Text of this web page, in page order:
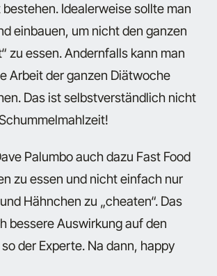
Idealerweise sollte man
einbauen, um nicht den ganzen
zu essen. Andernfalls kann man
Arbeit der ganzen Diätwoche
Das ist selbstverständlich nicht
Palumbo auch dazu Fast Food
zu essen und nicht einfach nur
Hähnchen zu „cheaten“. Das
bessere Auswirkung auf den
der Experte. Na dann, happy